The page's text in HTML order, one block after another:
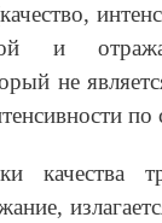
и
не
по
качества